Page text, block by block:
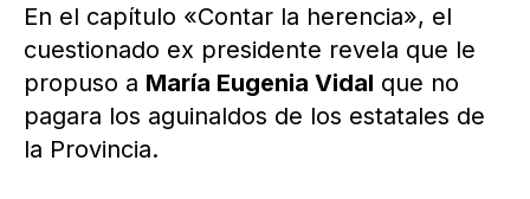
En el capítulo «Contar la herencia», el
cuestionado ex presidente revela que le
propuso a María Eugenia Vidal que no
pagara los aguinaldos de los estatales de
la Provincia.